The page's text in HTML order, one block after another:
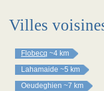
Villes
Flobecq ~4 km
Lahamaide ~5 km
Oeudeghien ~7 km